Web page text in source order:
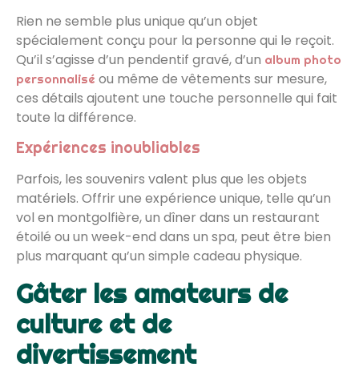
Rien ne semble plus unique qu’un objet
spécialement conçu pour la personne qui le reçoit.
Qu’il s’agisse d’un pendentif gravé, d’un album photo
personnalisé ou même de vêtements sur mesure,
ces détails ajoutent une touche personnelle qui fait
toute la différence.
Expériences inoubliables
Parfois, les souvenirs valent plus que les objets
matériels. Offrir une expérience unique, telle qu’un
vol en montgolfière, un dîner dans un restaurant
étoilé ou un week-end dans un spa, peut être bien
plus marquant qu’un simple cadeau physique.
Gâter les amateurs de
culture et de
divertissement